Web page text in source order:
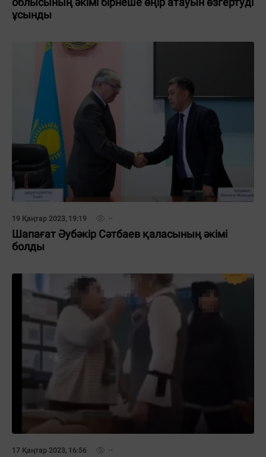
ұсынды
19 Қаңтар 2023, 19:19
Шапағат Әубәкір Сәтбаев қаласының әкімі
болды
17 Қаңтар 2023, 16:56